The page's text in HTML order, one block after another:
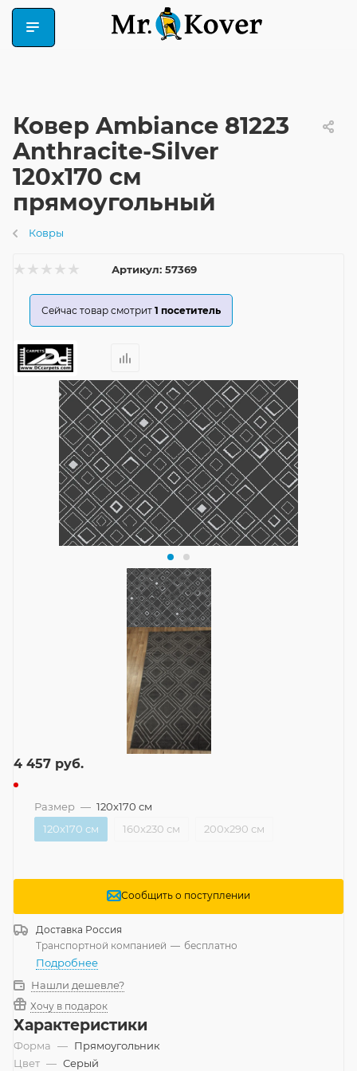
Ковер Ambiance 81223
Anthracite-Silver
120x170 см
прямоугольный
Ковры
Артикул: 57369
Сейчас товар смотрит 1 посетитель
4 457 руб.
Размер — 120x170 см
120x170 см
160x230 см 200x290 см
Сообщить о поступлении
Доставка Россия
Транспортной компанией — бесплатно
Подробнее
Нашли дешевле?
Хочу в подарок
Характеристики
Форма — Прямоугольник
Цвет — Серый